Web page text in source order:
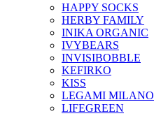
HAPPY SOCKS
HERBY FAMILY
INIKA ORGANIC
IVYBEARS
INVISIBOBBLE
KEFIRKO
KISS
LEGAMI MILANO
LIFEGREEN